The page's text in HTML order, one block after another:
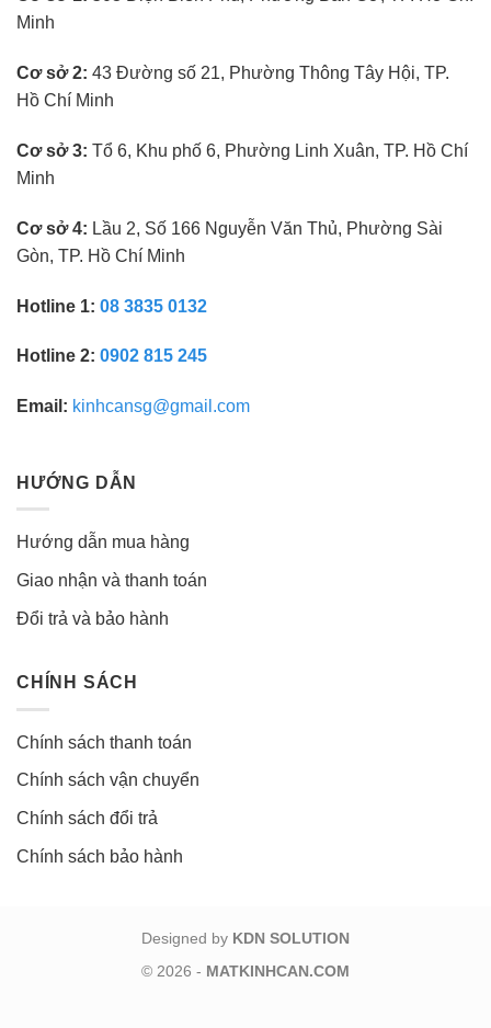
nghiệm
Minh
Cơ sở 2: 43 Đường số 21, Phường Thông Tây Hội, TP.
Hồ Chí Minh
Cơ sở 3: Tổ 6, Khu phố 6, Phường Linh Xuân, TP. Hồ Chí
Minh
Cơ sở 4: Lầu 2, Số 166 Nguyễn Văn Thủ, Phường Sài
Gòn, TP. Hồ Chí Minh
Hotline 1: 08 3835 0132
Hotline 2: 0902 815 245
Email: kinhcansg@gmail.com
HƯỚNG DẪN
Hướng dẫn mua hàng
Giao nhận và thanh toán
Đổi trả và bảo hành
CHÍNH SÁCH
Chính sách thanh toán
Chính sách vận chuyển
Chính sách đổi trả
Chính sách bảo hành
Designed by KDN SOLUTION
© 2026 - MATKINHCAN.COM